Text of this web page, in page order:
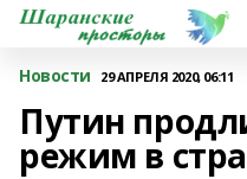
Новости 29 АПРЕЛЯ 2020, 06:11
Путин
режим в